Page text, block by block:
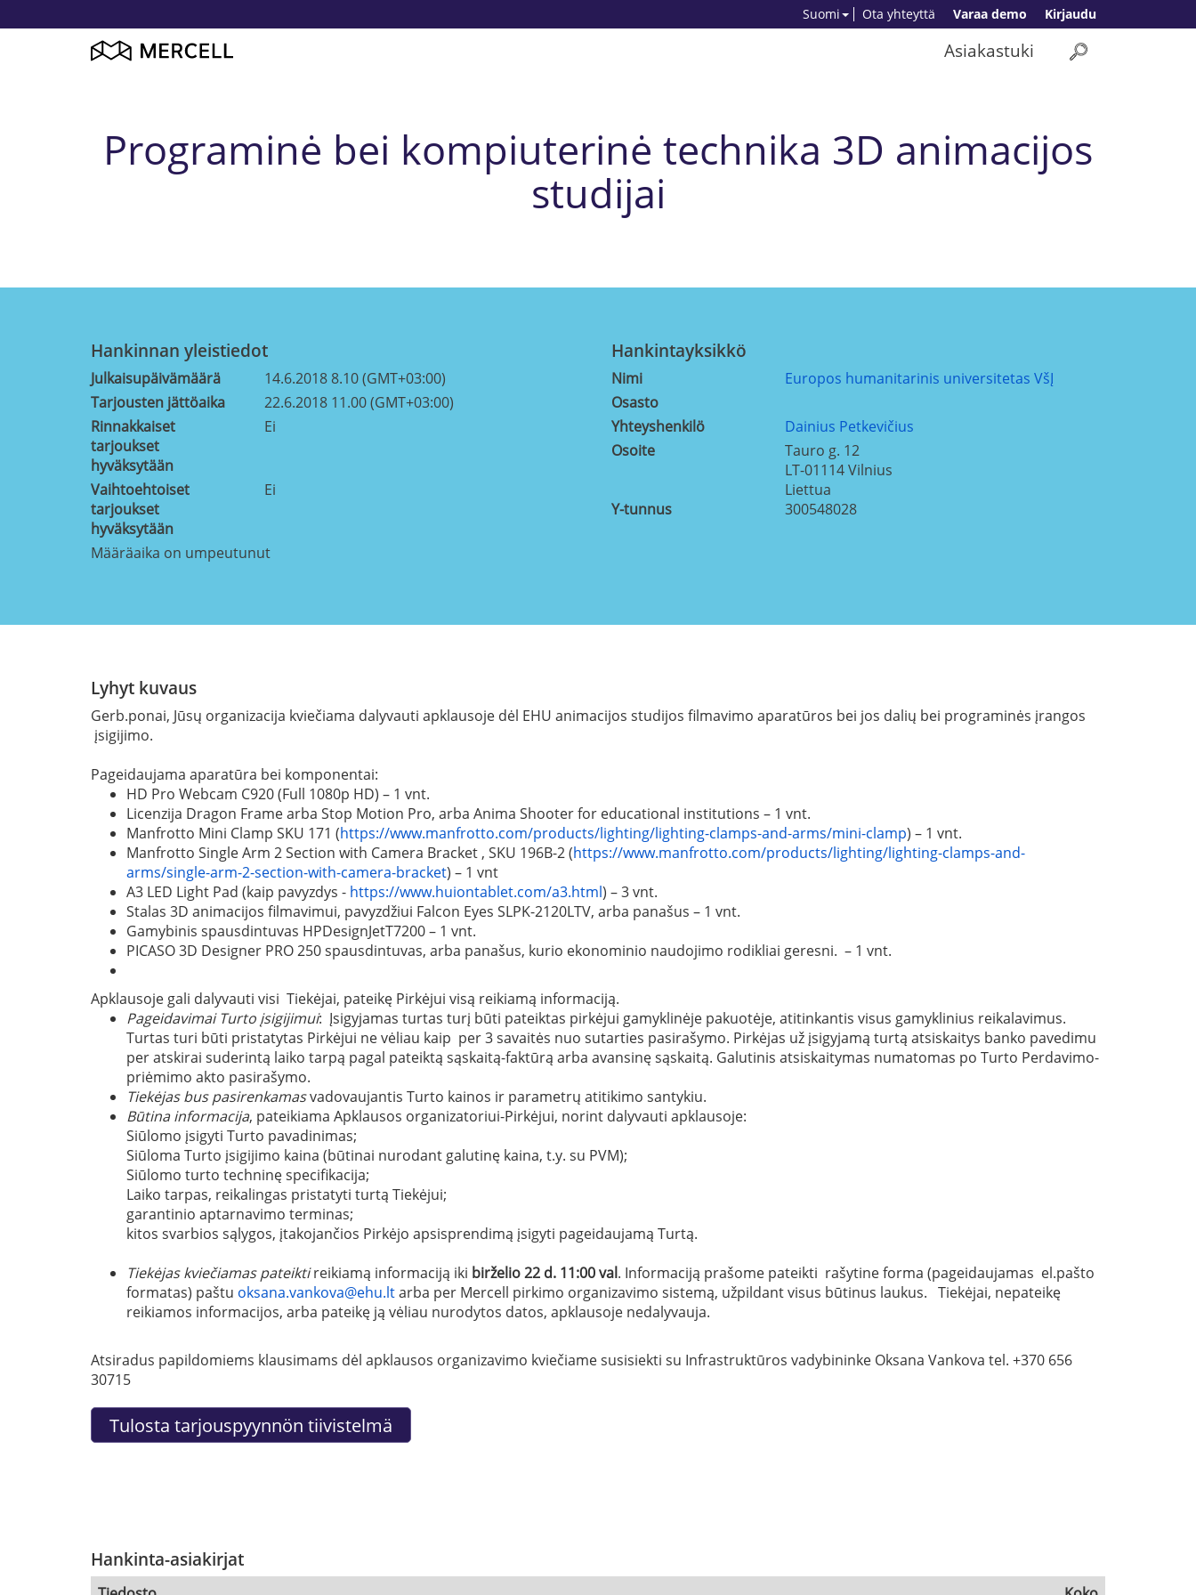
Kirjaudu
Varaa demo
Ota yhteyttä
Suomi
Asiakastuki
Programinė bei kompiuterinė technika 3D animacijos
studijai
Hankinnan yleistiedot
Julkaisupäivämäärä
14.6.2018 8.10 (GMT+03:00)
Tarjousten jättöaika
22.6.2018 11.00 (GMT+03:00)
Rinnakkaiset
tarjoukset
hyväksytään
Ei
Vaihtoehtoiset
tarjoukset
hyväksytään
Ei
Hankintayksikkö
Nimi
Europos humanitarinis universitetas VšĮ
Osasto
Yhteyshenkilö
Dainius Petkevičius
Osoite
Tauro g. 12
LT-01114Vilnius
Liettua
Y-tunnus
300548028
Määräaika on umpeutunut
Lyhyt kuvaus
Gerb.ponai, Jūsų organizacija kviečiama dalyvauti apklausoje dėl EHU animacijos studijos filmavimo aparatūros bei jos dalių bei programinės įrangos
įsigijimo.
Pageidaujama aparatūra bei komponentai:
HD Pro Webcam С920 (Full 1080p HD) – 1 vnt.
Licenzija Dragon Frame arba Stop Motion Pro, arba Anima Shooter for educational institutions – 1 vnt.
Manfrotto Mini Clamp SKU 171 (https://www.manfrotto.com/products/lighting/lighting-clamps-and-arms/mini-clamp) – 1 vnt.
Manfrotto Single Arm 2 Section with Camera Bracket , SKU 196B-2 (https://www.manfrotto.com/products/lighting/lighting-clamps-and-
arms/single-arm-2-section-with-camera-bracket) – 1 vnt
A3 LED Light Pad (kaip pavyzdys - https://www.huiontablet.com/a3.html) – 3 vnt.
Stalas 3D animacijos filmavimui, pavyzdžiui Falcon Eyes SLPK-2120LTV, arba panašus – 1 vnt.
Gamybinis spausdintuvas HPDesignJetT7200 – 1 vnt.
PICASO 3D Designer PRO 250 spausdintuvas, arba panašus, kurio ekonominio naudojimo rodikliai geresni. – 1 vnt.
Apklausoje gali dalyvauti visi Tiekėjai, pateikę Pirkėjui visą reikiamą informaciją.
Pageidavimai Turto įsigijimui: Įsigyjamas turtas turį būti pateiktas pirkėjui gamyklinėje pakuotėje, atitinkantis visus gamyklinius reikalavimus.
Turtas turi būti pristatytas Pirkėjui ne vėliau kaip per 3 savaitės nuo sutarties pasirašymo. Pirkėjas už įsigyjamą turtą atsiskaitys banko pavedimu
per atskirai suderintą laiko tarpą pagal pateiktą sąskaitą-faktūrą arba avansinę sąskaitą. Galutinis atsiskaitymas numatomas po Turto Perdavimo-
priėmimo akto pasirašymo.
Tiekėjas bus pasirenkamasvadovaujantis Turto kainos ir parametrų atitikimo santykiu.
Būtina informacija, pateikiama Apklausos organizatoriui-Pirkėjui, norint dalyvauti apklausoje:
Siūlomo įsigyti Turto pavadinimas;
Siūloma Turto įsigijimo kaina (būtinai nurodant galutinę kaina, t.y. su PVM);
Siūlomo turto techninę specifikacija;
Laiko tarpas, reikalingas pristatyti turtą Tiekėjui;
garantinio aptarnavimo terminas;
kitos svarbios sąlygos, įtakojančios Pirkėjo apsisprendimą įsigyti pageidaujamą Turtą.
Tiekėjas kviečiamas pateiktireikiamą informaciją iki birželio 22 d. 11:00 val. Informaciją prašome pateikti rašytine forma (pageidaujamas el.pašto
formatas) paštu oksana.vankova@ehu.ltarba per Mercell pirkimo organizavimo sistemą, užpildant visus būtinus laukus. Tiekėjai, nepateikę
reikiamos informacijos, arba pateikę ją vėliau nurodytos datos, apklausoje nedalyvauja.
Atsiradus papildomiems klausimams dėl apklausos organizavimo kviečiame susisiekti su Infrastruktūros vadybininke Oksana Vankova tel. +370 656
30715
Hankinta-asiakirjat